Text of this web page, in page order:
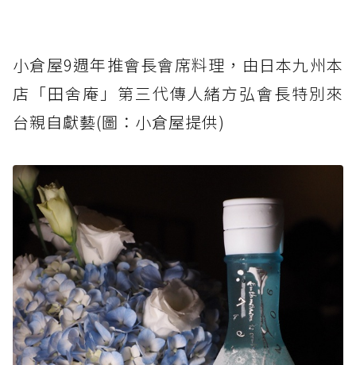
小倉屋9週年推會長會席料理，由日本九州本
店「田舍庵」第三代傳人緒方弘會長特別來
台親自獻藝(圖：小倉屋提供)